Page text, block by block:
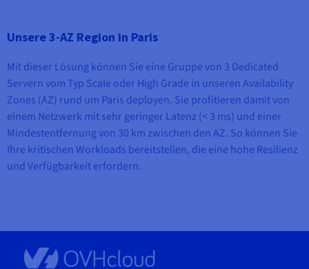
Unsere 3-AZ Region in Paris
Mit dieser Lösung können Sie eine Gruppe von 3 Dedicated
Servern vom Typ Scale oder High Grade in unseren Availability
Zones (AZ) rund um Paris deployen. Sie profitieren damit von
einem Netzwerk mit sehr geringer Latenz (< 3 ms) und einer
Mindestentfernung von 30 km zwischen den AZ. So können Sie
Ihre kritischen Workloads bereitstellen, die eine hohe Resilienz
und Verfügbarkeit erfordern.